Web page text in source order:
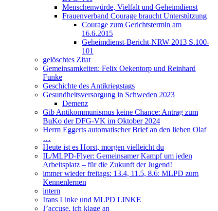
Menschenwürde, Vielfalt und Geheimdienst
Frauenverband Courage braucht Unterstützung
Courage zum Gerichtstermin am
16.6.2015
Geheimdienst-Bericht-NRW 2013 S.100-
101
gelöschtes Zitat
Gemeinsamkeiten: Felix Oekentorp und Reinhard
Funke
Geschichte des Antikriegstags
Gesundheitsversorgung in Schweden 2023
Demenz
Gib Antikommunismus keine Chance: Antrag zum
BuKo der DFG-VK im Oktober 2024
Herrn Eggerts automatischer Brief an den lieben Olaf
…
Heute ist es Horst, morgen vielleicht du
IL/MLPD-Flyer: Gemeinsamer Kampf um jeden
Arbeitsplatz – für die Zukunft der Jugend!
immer wieder freitags: 13.4, 11.5, 8.6: MLPD zum
Kennenlernen
intern
Irans Linke und MLPD LINKE
J’accuse, ich klage an